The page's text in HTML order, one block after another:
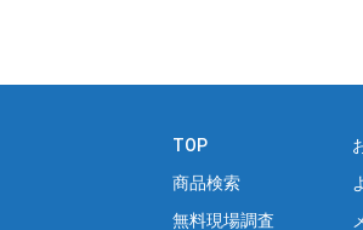
TOP
商品検索
無料現場調査